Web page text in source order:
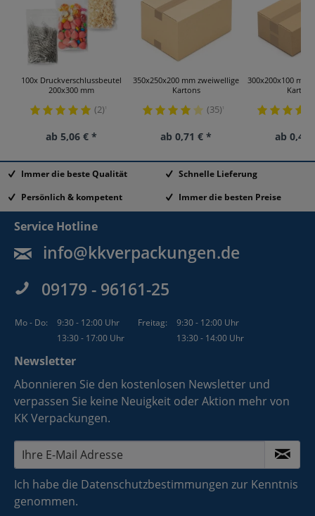
100x Druckverschlussbeutel
200x300 mm
(2)¹
ab 5,06 € *
350x250x200 mm zweiwellige
Kartons
(35)¹
ab 0,71 € *
300x200x100 mm
Kartons
ab 0,49
Immer die beste Qualität
Schnelle Lieferung
Persönlich & kompetent
Immer die besten Preise
Service Hotline
info@kkverpackungen.de
09179 - 96161-25
Mo - Do: 9:30 - 12:00 Uhr Freitag:
9:30 - 12:00 Uhr
13:30 - 17:00 Uhr
13:30 - 14:00 Uhr
Newsletter
Abonnieren Sie den kostenlosen Newsletter und
verpassen Sie keine Neuigkeit oder Aktion mehr von
KK Verpackungen.
Ich habe die Datenschutzbestimmungen zur Kenntnis
genommen.